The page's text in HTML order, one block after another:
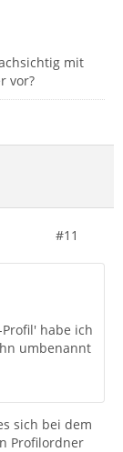
mit
vor?
#11
habe ich
umbenannt
sich bei dem
Profilordner